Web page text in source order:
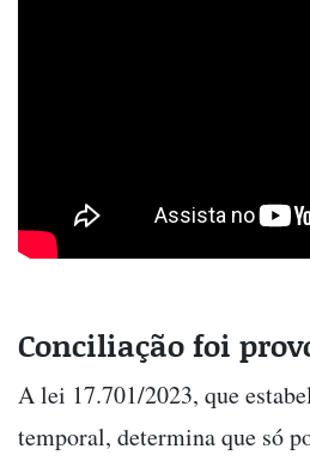
Conciliação foi
A lei 17.701/2023, que
temporal, determina que só